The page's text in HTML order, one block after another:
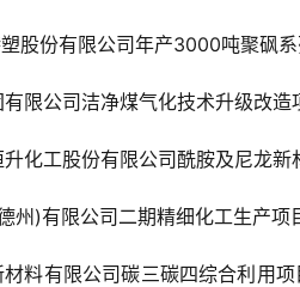
塑股份有限公司年产3000吨聚砜
有限公司洁净煤气化技术升级改
升化工股份有限公司酰胺及尼龙
州)有限公司二期精细化工生产
材料有限公司碳三碳四综合利用